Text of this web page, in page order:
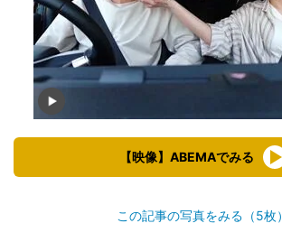
【映像】ABEMAでみる
この記事の写真をみる（5枚）